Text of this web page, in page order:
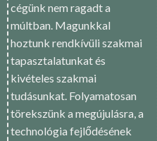
cégünk nem ragadt a
múltban. Magunkkal
hoztunk rendkívüli szakmai
tapasztalatunkat és
kivételes szakmai
tudásunkat. Folyamatosan
törekszünk a megújulásra, a
technológia fejlődésének